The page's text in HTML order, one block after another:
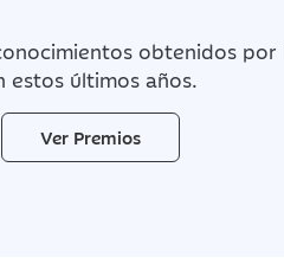
obtenidos por
estos últimos años.
Ver Premios